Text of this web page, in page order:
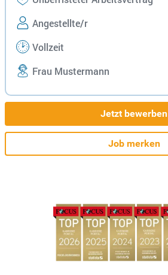
Angestellte/r
Vollzeit
Frau Mustermann
Jetzt bewerben
Job merken